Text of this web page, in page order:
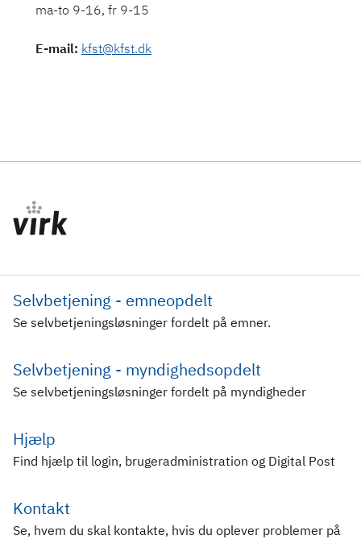
ma-to 9-16, fr 9-15
E-mail: kfst@kfst.dk
Selvbetjening - emneopdelt
Se selvbetjeningsløsninger fordelt på emner.
Selvbetjening - myndighedsopdelt
Se selvbetjeningsløsninger fordelt på myndigheder
Hjælp
Find hjælp til login, brugeradministration og Digital Post
Kontakt
Se, hvem du skal kontakte, hvis du oplever problemer på